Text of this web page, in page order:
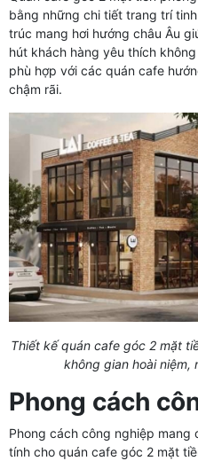
bằng những chi tiết trang trí
trúc mang hơi hướng châu Âu
hút khách hàng yêu thích
phù hợp với các quán cafe
chậm rãi.
Thiết kế quán cafe góc 2 mặt
không gian hoài niệm,
Phong cách
Phong cách công nghiệp mang
tính cho quán cafe góc 2 mặt